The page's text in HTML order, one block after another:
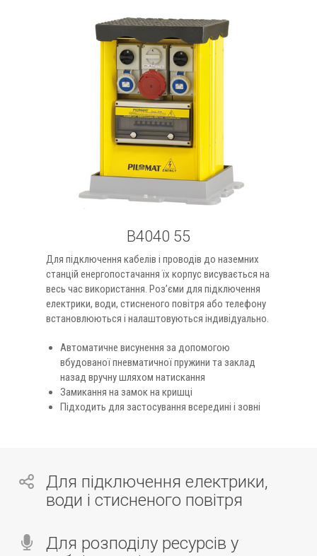
B4040 55
Для підключення кабелів і проводів до наземних
станцій енергопостачання їх корпус висувається на
весь час використання. Роз’єми для підключення
електрики, води, стисненого повітря або телефону
встановлюються і налаштовуються індивідуально.
Автоматичне висунення за допомогою
вбудованої пневматичної пружини та заклад
назад вручну шляхом натискання
Замикання на замок на кришці
Підходить для застосування всередині і зовні
Для підключення електрики,
води і стисненого повітря
Для розподілу ресурсів у